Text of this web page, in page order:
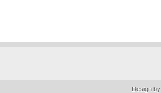
Design by